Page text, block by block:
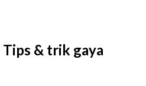
& trik gaya